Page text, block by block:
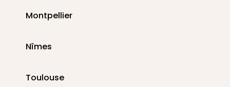
Montpellier
Nîmes
Toulouse